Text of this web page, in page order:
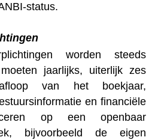
status.
worden steeds
jaarlijks, uiterlijk zes
van het boekjaar,
en financiële
op een openbaar
bijvoorbeeld de eigen